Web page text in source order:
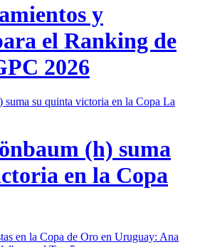
y
el Ranking de
2026
(h) suma
en la Copa